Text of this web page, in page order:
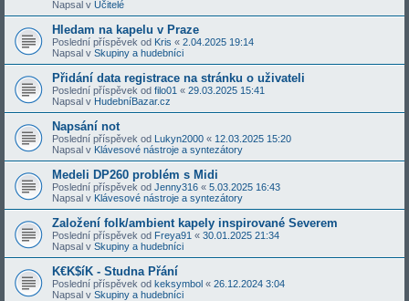
Napsal v Učitelé
Hledam na kapelu v Praze
Poslední příspěvek od Kris « 2.04.2025 19:14
Napsal v Skupiny a hudebníci
Přidání data registrace na stránku o uživateli
Poslední příspěvek od filo01 « 29.03.2025 15:41
Napsal v HudebníBazar.cz
Napsání not
Poslední příspěvek od Lukyn2000 « 12.03.2025 15:20
Napsal v Klávesové nástroje a syntezátory
Medeli DP260 problém s Midi
Poslední příspěvek od Jenny316 « 5.03.2025 16:43
Napsal v Klávesové nástroje a syntezátory
Založení folk/ambient kapely inspirované Severem
Poslední příspěvek od Freya91 « 30.01.2025 21:34
Napsal v Skupiny a hudebníci
K€K$íK - Studna Přání
Poslední příspěvek od keksymbol « 26.12.2024 3:04
Napsal v Skupiny a hudebníci